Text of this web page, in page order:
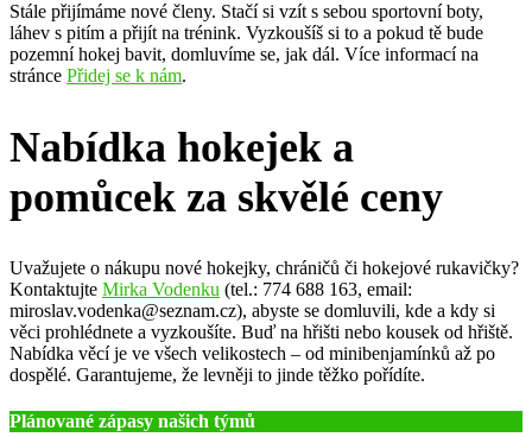
Stále přijímáme nové členy. Stačí si vzít s sebou sportovní boty,
láhev s pitím a přijít na trénink. Vyzkoušíš si to a pokud tě bude
pozemní hokej bavit, domluvíme se, jak dál. Více informací na
stránce Přidej se k nám.
Nabídka hokejek a
pomůcek za skvělé ceny
Uvažujete o nákupu nové hokejky, chráničů či hokejové rukavičky?
Kontaktujte Mirka Vodenku (tel.: 774 688 163, email:
miroslav.vodenka@seznam.cz), abyste se domluvili, kde a kdy si
věci prohlédnete a vyzkoušíte. Buď na hřišti nebo kousek od hřiště.
Nabídka věcí je ve všech velikostech – od minibenjamínků až po
dospělé. Garantujeme, že levněji to jinde těžko pořídíte.
Plánované zápasy našich týmů